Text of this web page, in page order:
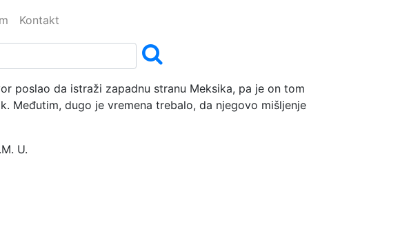
Kontakt
poslao da istraži zapadnu stranu Meksika, pa je on tom
Međutim, dugo je vremena trebalo, da njegovo mišljenje
M. U.